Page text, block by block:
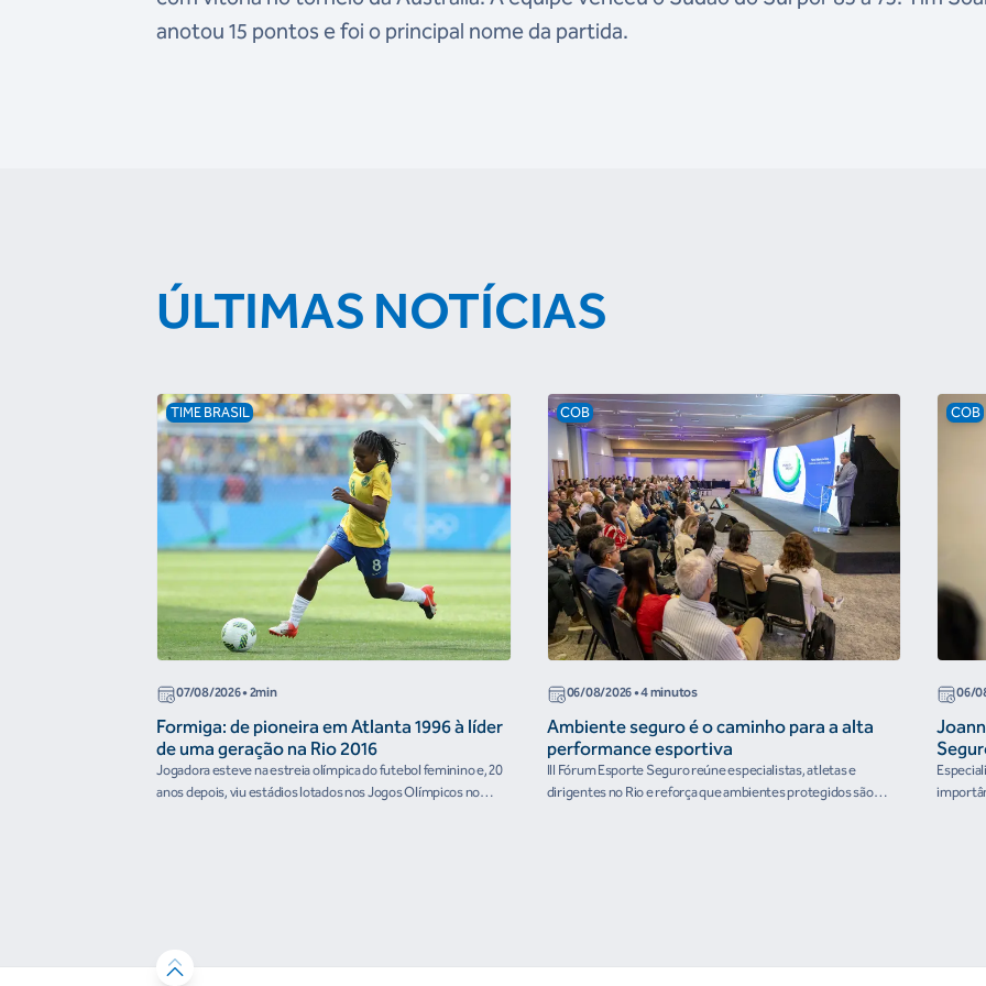
anotou 15 pontos e foi o principal nome da partida.
ÚLTIMAS NOTÍCIAS
TIME BRASIL
07/08/2026• 2min
Formiga: de pioneira em Atlanta 1996 à líder
de uma geração na Rio 2016
Jogadora esteve na estreia olímpica do futebol feminino e, 20
anos depois, viu estádios lotados nos Jogos Olímpicos no
COB
06/08/2026• 4 minutos
Ambiente seguro é o caminho para a alta
performance esportiva
III Fórum Esporte Seguro reúne especialistas, atletas e
dirigentes no Rio e reforça que ambientes protegidos são
COB
06/